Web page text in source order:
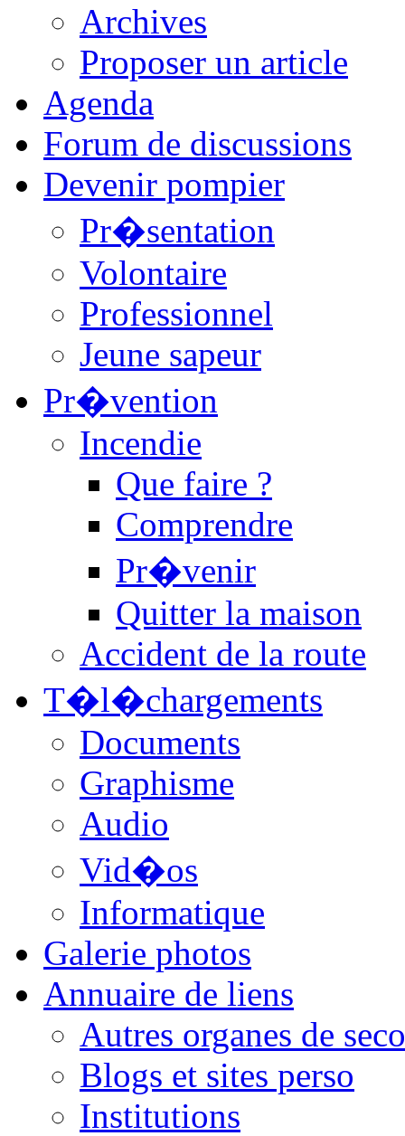
Archives
Proposer un article
Agenda
Forum de discussions
Devenir pompier
Pr�sentation
Volontaire
Professionnel
Jeune sapeur
Pr�vention
Incendie
Que faire ?
Comprendre
Pr�venir
Quitter la maison
Accident de la route
T�l�chargements
Documents
Graphisme
Audio
Vid�os
Informatique
Galerie photos
Annuaire de liens
Autres organes de
Blogs et sites perso
Institutions